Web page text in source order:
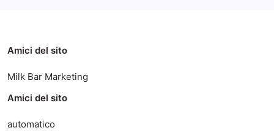
Amici del sito
Milk Bar Marketing
Amici del sito
automatico